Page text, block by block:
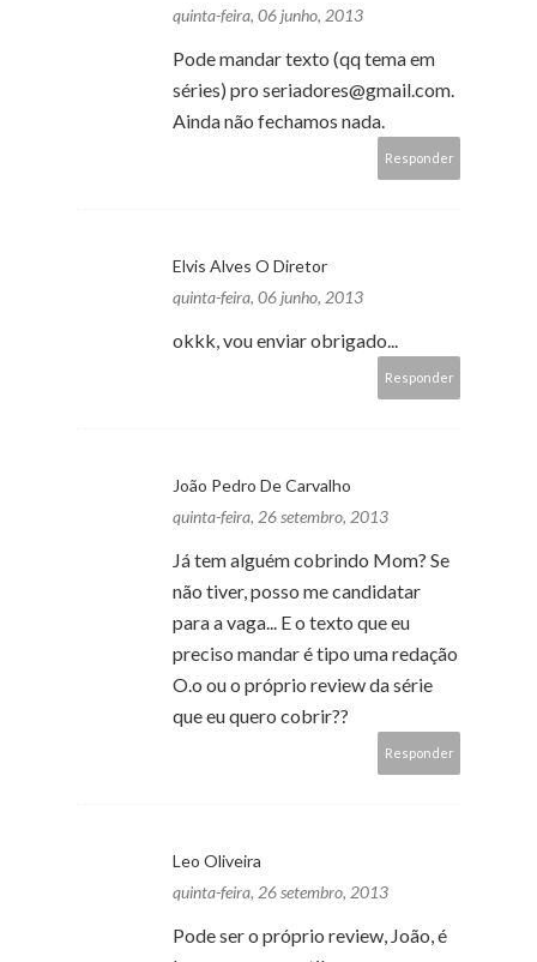
quinta-feira, 06 junho, 2013
Pode mandar texto (qq tema em
séries) pro seriadores@gmail.com.
Ainda não fechamos nada.
Responder
Elvis Alves O Diretor
quinta-feira, 06 junho, 2013
okkk, vou enviar obrigado...
Responder
João Pedro De Carvalho
quinta-feira, 26 setembro, 2013
Já tem alguém cobrindo Mom? Se
não tiver, posso me candidatar
para a vaga... E o texto que eu
preciso mandar é tipo uma redação
O.o ou o próprio review da série
que eu quero cobrir??
Responder
Leo Oliveira
quinta-feira, 26 setembro, 2013
Pode ser o próprio review, João, é